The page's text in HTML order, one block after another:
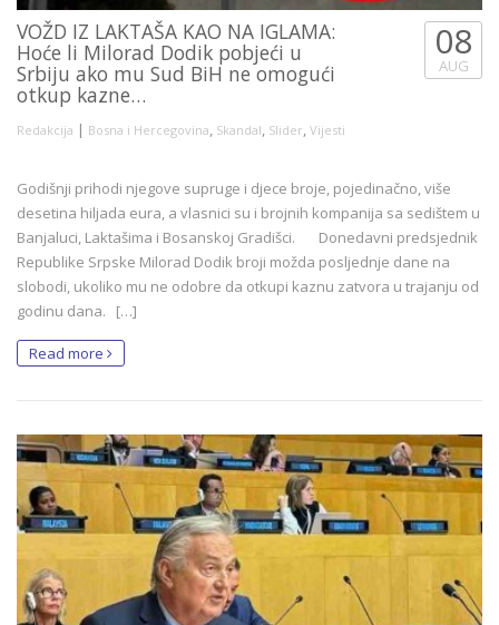
VOŽD IZ LAKTAŠA KAO NA IGLAMA:
Hoće li Milorad Dodik pobjeći u
Srbiju ako mu Sud BiH ne omogući
otkup kazne…
Redakcija | Bosna i Hercegovina, Skandal, Slider, Vijesti
08
AUG
Godišnji prihodi njegove supruge i djece broje, pojedinačno, više
desetina hiljada eura, a vlasnici su i brojnih kompanija sa sedištem u
Banjaluci, Laktašima i Bosanskoj Gradišci. Donedavni predsjednik
Republike Srpske Milorad Dodik broji možda posljednje dane na
slobodi, ukoliko mu ne odobre da otkupi kaznu zatvora u trajanju od
godinu dana. […]
Read more